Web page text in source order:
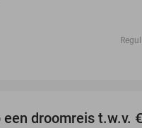
een droomreis t.w.v.